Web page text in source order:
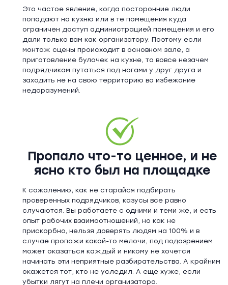
Это частое явление, когда посторонние люди
попадают на кухню или в те помещения куда
ограничен доступ администрацией помещения и его
дали только вам как организатору. Поэтому если
монтаж сцены происходит в основном зале, а
приготовление булочек на кухне, то вовсе незачем
подрядчикам путаться под ногами у друг друга и
заходить не на свою территорию во избежание
недоразумений.
Пропало что-то ценное, и не
ясно кто был на площадке
К сожалению, как не старайся подбирать
проверенных подрядчиков, казусы все равно
случаются. Вы работаете с одними и теми же, и есть
опыт рабочих взаимоотношений, но как не
прискорбно, нельзя доверять людям на 100% и в
случае пропажи какой-то мелочи, под подозрением
может оказаться каждый и никому не хочется
начинать эти неприятные разбирательства. А крайним
окажется тот, кто не уследил. А еще хуже, если
убытки лягут на плечи организатора.